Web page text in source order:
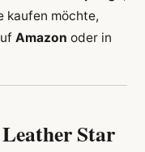
kaufen möchte,
Amazon oder in
Star